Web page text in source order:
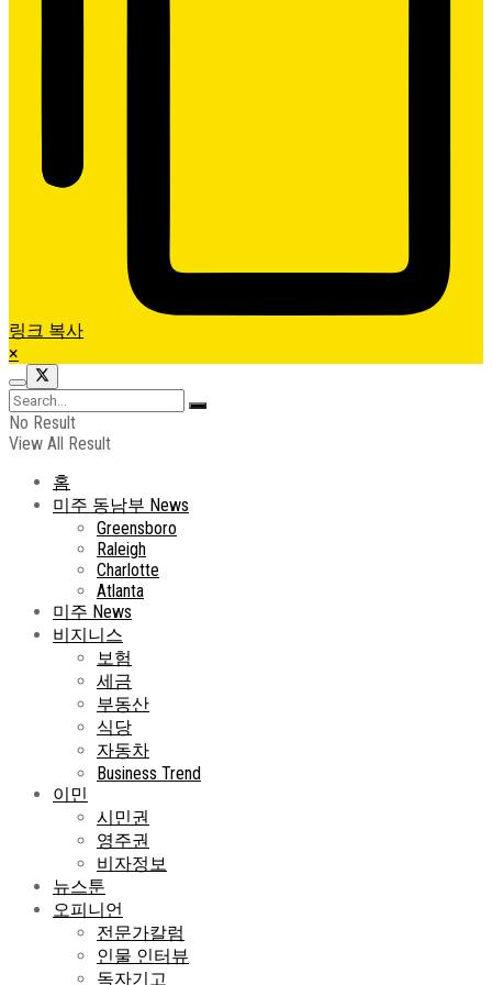
링크 복사
×
No Result
View All Result
홈
미주 동남부 News
Greensboro
Raleigh
Charlotte
Atlanta
미주 News
비지니스
보험
세금
부동산
식당
자동차
Business Trend
이민
시민권
영주권
비자정보
뉴스툰
오피니언
전문가칼럼
인물 인터뷰
독자기고